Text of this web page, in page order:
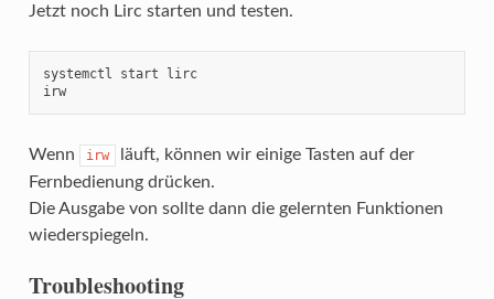
Jetzt noch Lirc starten und testen.
systemctl start lirc
irw
Wenn irw
läuft, können wir einige Tasten auf der
Fernbedienung drücken.
Die Ausgabe von sollte dann die gelernten Funktionen
wiederspiegeln.
Troubleshooting